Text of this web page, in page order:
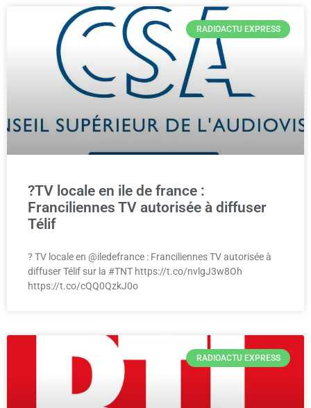
RADIOACTU EXPRESS
?TV locale en ile de france :
Franciliennes TV autorisée à diffuser
Télif
? TV locale en @iledefrance : Franciliennes TV autorisée à
diffuser Télif sur la #TNT https://t.co/nvlgJ3w8Oh
https://t.co/cQQ0QzkJ0o
RADIOACTU EXPRESS